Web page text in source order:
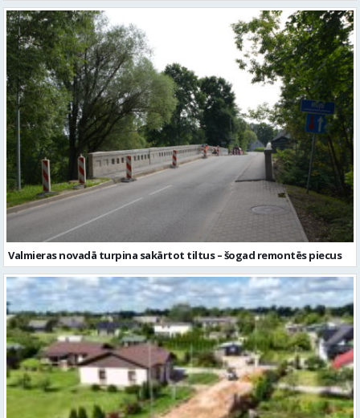
Valmieras novadā turpina sakārtot tiltus – šogad remontēs piecus